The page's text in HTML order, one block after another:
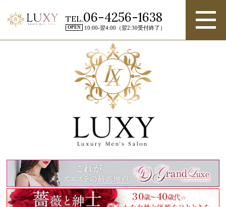
TEL.06-4256-1638
OPEN 10:00-翌4:00（翌2:30受付終了）